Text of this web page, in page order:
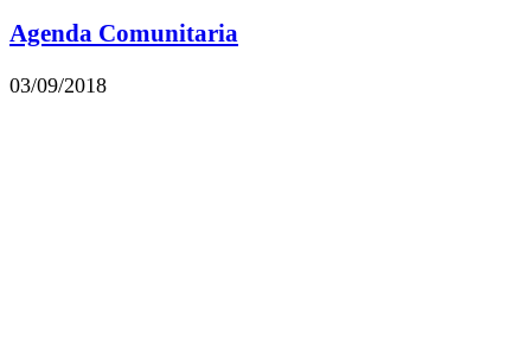
Agenda Comunitaria
03/09/2018